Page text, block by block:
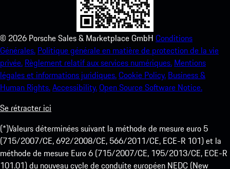
© 2026 Porsche Sales & Marketplace GmbH Conditions
Générales. Politique générale en matière de protection de la vie
privée. Règlement relatif aux services numériques. Mentions
légales et informations juridiques.Cookie Policy. Business &
Human Rights.Accessibility.Open Source Software Notice.
Se rétracter ici
(*)Valeurs déterminées suivant la méthode de mesure euro 5
(715/2007/CE, 692/2008/CE, 566/2011/CE, ECE-R 101) et la
méthode de mesure Euro 6 (715/2007/CE, 195/2013/CE, ECE-R
101.01) du nouveau cycle de conduite européen NEDC (New